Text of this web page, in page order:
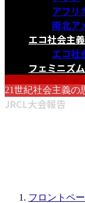
アフリ
南北ア
エコ社会主義
エコ社
フェミニズム
21世紀社会主義の
JRCL大会報告
フロントペ